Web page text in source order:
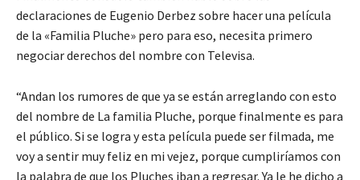
declaraciones de Eugenio Derbez sobre hacer una película
de la «Familia Pluche» pero para eso, necesita primero
negociar derechos del nombre con Televisa.
“Andan los rumores de que ya se están arreglando con esto
del nombre de La familia Pluche, porque finalmente es para
el público. Si se logra y esta película puede ser filmada, me
voy a sentir muy feliz en mi vejez, porque cumpliríamos con
la palabra de que los Pluches iban a regresar. Ya le he dicho a